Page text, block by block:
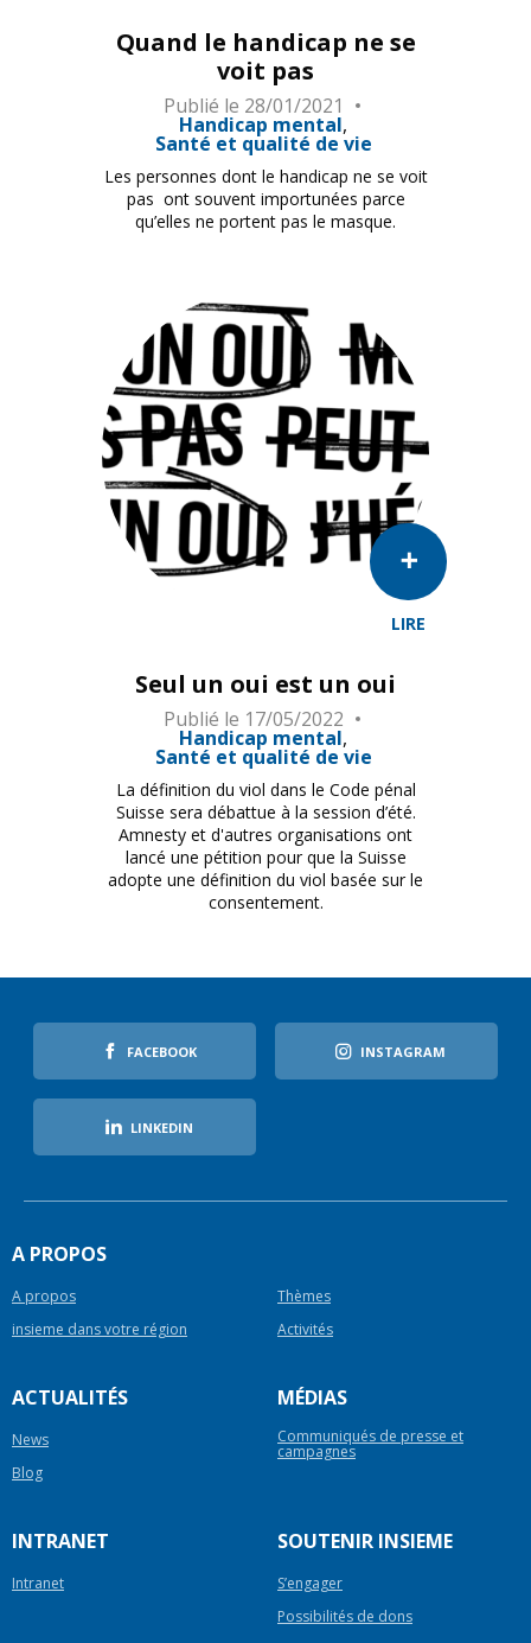
Quand le handicap ne se
voit pas
Publié le 28/01/2021
Handicap mental
Santé et qualité de vie
Les personnes dont le handicap ne se voit
pas ont souvent importunées parce
qu’elles ne portent pas le masque.
LIRE
Seul un oui est un oui
Publié le 17/05/2022
Handicap mental
Santé et qualité de vie
La définition du viol dans le Code pénal
Suisse sera débattue à la session d’été.
Amnesty et d'autres organisations ont
lancé une pétition pour que la Suisse
adopte une définition du viol basée sur le
consentement.
FACEBOOK INSTAGRAM
LINKEDIN
A PROPOS
A propos
Thèmes
insieme dans votre région
Activités
ACTUALITÉS
News
Blog
MÉDIAS
Communiqués de presse et
campagnes
INTRANET
Intranet
SOUTENIR INSIEME
S’engager
Possibilités de dons